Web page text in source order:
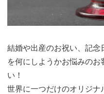
結婚や出産のお祝い、記念
を何にしようかお悩みのお
い！
世界に一つだけのオリジナ